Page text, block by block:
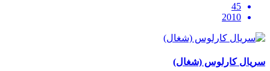
45
2010
سریال کارلوس (شغال)